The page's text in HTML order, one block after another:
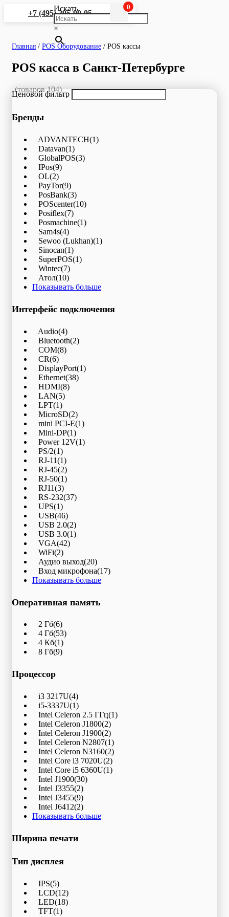
+7 (495) 295-90-95
Искать
×
0
Главная / POS Оборудование / POS кассы
POS касса в Санкт-Петербурге
(товаров 104)
Ценовой фильтр
Бренды
ADVANTECH(1)
Datavan(1)
GlobalPOS(3)
IPos(9)
OL(2)
PayTor(9)
PosBank(3)
POScenter(10)
Posiflex(7)
Posmachine(1)
Sam4s(4)
Sewoo (Lukhan)(1)
Sinocan(1)
SuperPOS(1)
Wintec(7)
Атол(10)
Показывать больше
Интерфейс подключения
Audio(4)
Bluetooth(2)
COM(8)
CR(6)
DisplayPort(1)
Ethernet(38)
HDMI(8)
LAN(5)
LPT(1)
MicroSD(2)
mini PCI-E(1)
Mini-DP(1)
Power 12V(1)
PS/2(1)
RJ-11(1)
RJ-45(2)
RJ-50(1)
RJ11(3)
RS-232(37)
UPS(1)
USB(46)
USB 2.0(2)
USB 3.0(1)
VGA(42)
WiFi(2)
Аудио выход(20)
Вход микрофона(17)
Показывать больше
Оперативная память
2 Гб(6)
4 Гб(53)
4 Кб(1)
8 Гб(9)
Процессор
i3 3217U(4)
i5-3337U(1)
Intel Celeron 2.5 ГГц(1)
Intel Celeron J1800(2)
Intel Celeron J1900(2)
Intel Celeron N2807(1)
Intel Celeron N3160(2)
Intel Core i3 7020U(2)
Intel Core i5 6360U(1)
Intel J1900(30)
Intel J3355(2)
Intel J3455(9)
Intel J6412(2)
Показывать больше
Ширина печати
Тип дисплея
IPS(5)
LCD(12)
LED(18)
TFT(1)